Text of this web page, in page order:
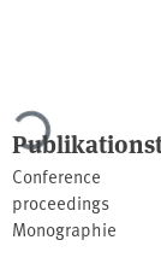
Conference
proceedings
Monographie